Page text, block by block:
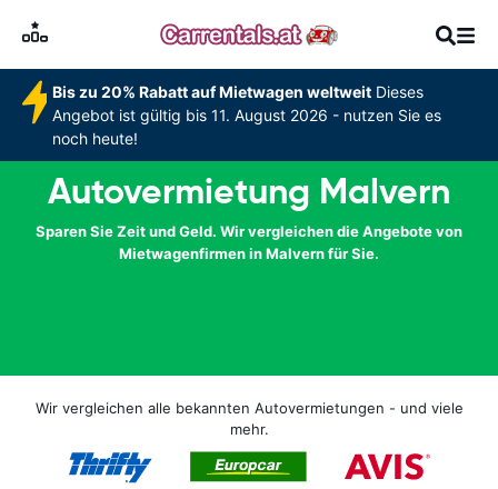
Bis zu 20% Rabatt auf Mietwagen weltweitDieses
Angebot ist gültig bis 11. August 2026 - nutzen Sie es
noch heute!
Autovermietung Malvern
Sparen Sie Zeit und Geld. Wir vergleichen die Angebote von
Mietwagenfirmen in Malvern für Sie.
Wir vergleichen alle bekannten Autovermietungen - und viele
mehr.